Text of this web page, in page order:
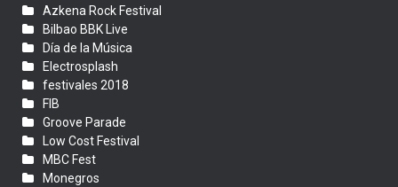
Azkena Rock Festival
Bilbao BBK Live
Día de la Música
Electrosplash
festivales 2018
FIB
Groove Parade
Low Cost Festival
MBC Fest
Monegros